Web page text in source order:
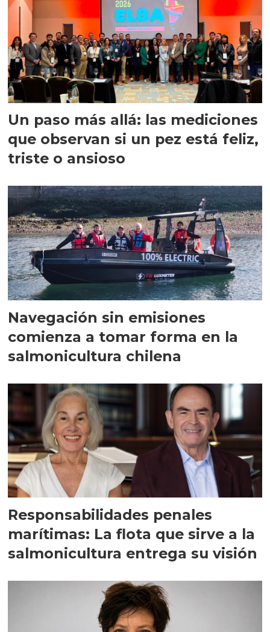
Un paso más allá: las mediciones
que observan si un pez está feliz,
triste o ansioso
Navegación sin emisiones
comienza a tomar forma en la
salmonicultura chilena
Responsabilidades penales
marítimas: La flota que sirve a la
salmonicultura entrega su visión